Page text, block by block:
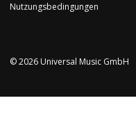
Nutzungsbedingungen
© 2026 Universal Music GmbH